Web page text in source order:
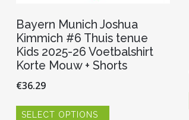
Bayern Munich Joshua
Kimmich #6 Thuis tenue
Kids 2025-26 Voetbalshirt
Korte Mouw + Shorts
€36.29
SELECT OPTIONS